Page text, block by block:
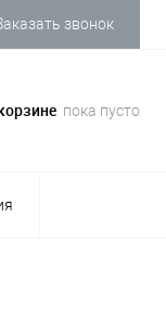
звонок
пока пусто